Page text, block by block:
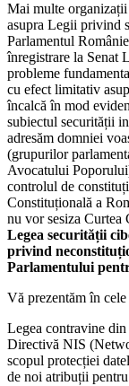
Mai multe
asupra Legii privind
Parlamentul
înregistrare la Senat
probleme
cu efect limitativ
încalcă în mod
subiectul securității
adresăm domniei
(grupurilor
Avocatului
controlul de
Constituțională a
nu vor sesiza Curtea
Legea securității
privind
Parlamentului
Vă prezentăm în
Legea contravine
Directivă NIS
scopul protecției
de noi atribuții